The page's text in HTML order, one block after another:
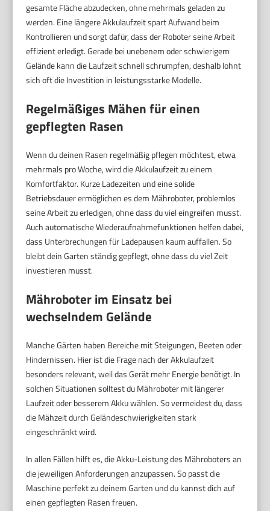
gesamte Fläche abzudecken, ohne mehrmals geladen zu
werden. Eine längere Akkulaufzeit spart Aufwand beim
Kontrollieren und sorgt dafür, dass der Roboter seine Arbeit
effizient erledigt. Gerade bei unebenem oder schwierigem
Gelände kann die Laufzeit schnell schrumpfen, deshalb lohnt
sich oft die Investition in leistungsstarke Modelle.
Regelmäßiges Mähen für einen
gepflegten Rasen
Wenn du deinen Rasen regelmäßig pflegen möchtest, etwa
mehrmals pro Woche, wird die Akkulaufzeit zu einem
Komfortfaktor. Kurze Ladezeiten und eine solide
Betriebsdauer ermöglichen es dem Mähroboter, problemlos
seine Arbeit zu erledigen, ohne dass du viel eingreifen musst.
Auch automatische Wiederaufnahmefunktionen helfen dabei,
dass Unterbrechungen für Ladepausen kaum auffallen. So
bleibt dein Garten ständig gepflegt, ohne dass du viel Zeit
investieren musst.
Mähroboter im Einsatz bei
wechselndem Gelände
Manche Gärten haben Bereiche mit Steigungen, Beeten oder
Hindernissen. Hier ist die Frage nach der Akkulaufzeit
besonders relevant, weil das Gerät mehr Energie benötigt. In
solchen Situationen solltest du Mähroboter mit längerer
Laufzeit oder besserem Akku wählen. So vermeidest du, dass
die Mähzeit durch Geländeschwierigkeiten stark
eingeschränkt wird.
In allen Fällen hilft es, die Akku-Leistung des Mähroboters an
die jeweiligen Anforderungen anzupassen. So passt die
Maschine perfekt zu deinem Garten und du kannst dich auf
einen gepflegten Rasen freuen.